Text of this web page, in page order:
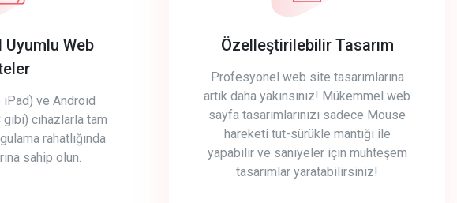
Uyumlu Web
iPad) ve Android
gibi) cihazlarla tam
rahatlığında
sahip olun.
Özelleştirilebilir Tasarım
Profesyonel web site tasarımlarına
artık daha yakınsınız! Mükemmel web
sayfa tasarımlarınızı sadece Mouse
hareketi tut-sürükle mantığı ile
yapabilir ve saniyeler için muhteşem
tasarımlar yaratabilirsiniz!